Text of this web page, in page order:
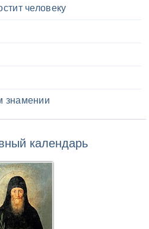
человеку
знамении
календарь